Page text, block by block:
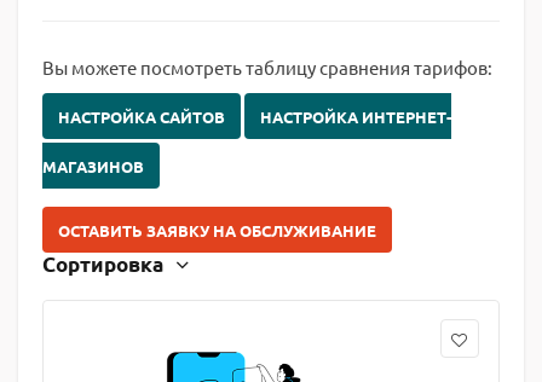
Вы можете посмотреть таблицу сравнения тарифов:
НАСТРОЙКА САЙТОВ НАСТРОЙКА ИНТЕРНЕТ-
МАГАЗИНОВ
ОСТАВИТЬ ЗАЯВКУ НА ОБСЛУЖИВАНИЕ
Сортировка